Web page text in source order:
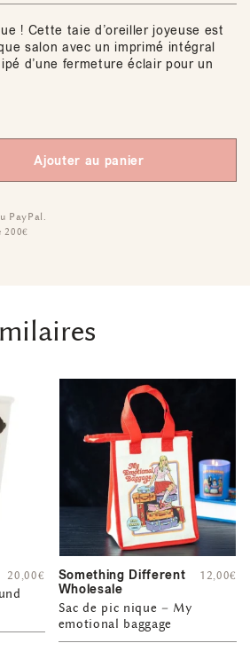
! Cette taie d’oreiller joyeuse est
salon avec un imprimé intégral
d’une fermeture éclair pour un
Ajouter au panier
PayPal.
200€
20,00€
Something Different
Wholesale
Sac de pic nique – My
emotional baggage
12,00€